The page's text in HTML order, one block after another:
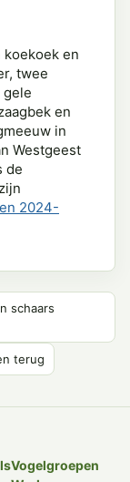
en
twee
gele
en
in
Westgeest
de
2024-
schaars
terug
Vogelgroepen